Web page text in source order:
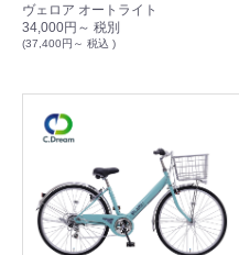
ヴェロア オートライト
34,000円～ 税別
(37,400円～ 税込 )